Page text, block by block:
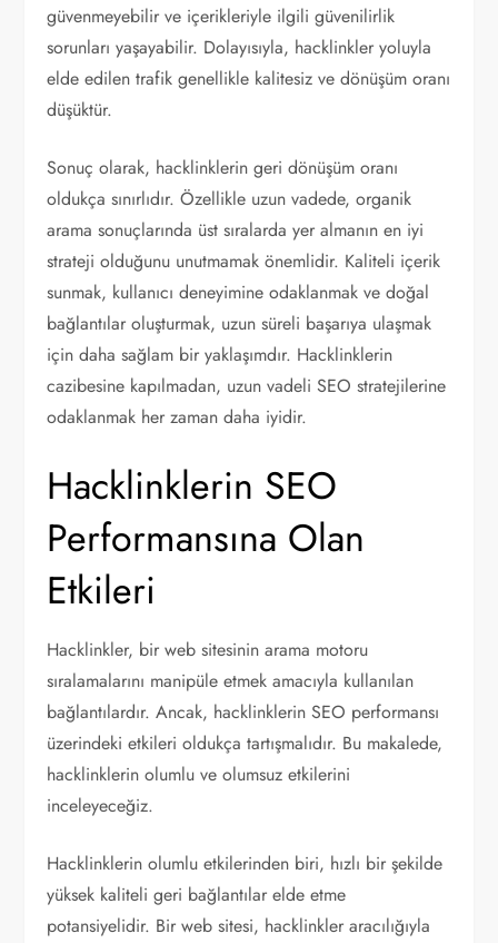
güvenmeyebilir ve içerikleriyle ilgili güvenilirlik
sorunları yaşayabilir. Dolayısıyla, hacklinkler yoluyla
elde edilen trafik genellikle kalitesiz ve dönüşüm oranı
düşüktür.
Sonuç olarak, hacklinklerin geri dönüşüm oranı
oldukça sınırlıdır. Özellikle uzun vadede, organik
arama sonuçlarında üst sıralarda yer almanın en iyi
strateji olduğunu unutmamak önemlidir. Kaliteli içerik
sunmak, kullanıcı deneyimine odaklanmak ve doğal
bağlantılar oluşturmak, uzun süreli başarıya ulaşmak
için daha sağlam bir yaklaşımdır. Hacklinklerin
cazibesine kapılmadan, uzun vadeli SEO stratejilerine
odaklanmak her zaman daha iyidir.
Hacklinklerin SEO
Performansına Olan
Etkileri
Hacklinkler, bir web sitesinin arama motoru
sıralamalarını manipüle etmek amacıyla kullanılan
bağlantılardır. Ancak, hacklinklerin SEO performansı
üzerindeki etkileri oldukça tartışmalıdır. Bu makalede,
hacklinklerin olumlu ve olumsuz etkilerini
inceleyeceğiz.
Hacklinklerin olumlu etkilerinden biri, hızlı bir şekilde
yüksek kaliteli geri bağlantılar elde etme
potansiyelidir. Bir web sitesi, hacklinkler aracılığıyla